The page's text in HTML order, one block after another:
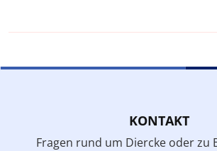
KONTAKT
Fragen rund um Diercke oder zu